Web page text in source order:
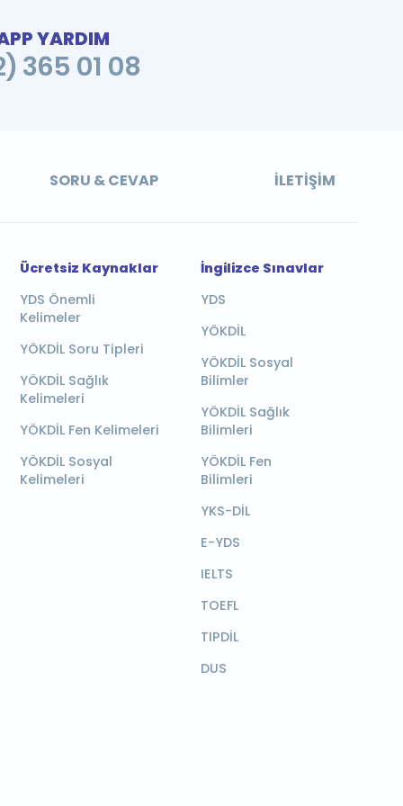
YARDIM
365 01 08
SORU & CEVAP İLETIŞIM
Ücretsiz Kaynaklar
YDS Önemli
Kelimeler
YÖKDİL Soru Tipleri
YÖKDİL Sağlık
Kelimeleri
YÖKDİL Fen Kelimeleri
YÖKDİL Sosyal
Kelimeleri
İngilizce Sınavlar
YDS
YÖKDİL
YÖKDİL Sosyal
Bilimler
YÖKDİL Sağlık
Bilimleri
YÖKDİL Fen
Bilimleri
YKS-DİL
E-YDS
IELTS
TOEFL
TIPDİL
DUS